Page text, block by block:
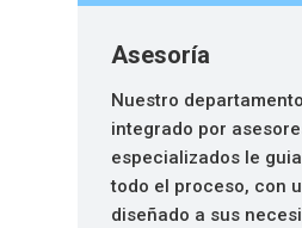
Asesoría
Nuestro
integrado por
especializados le
todo el proceso, con
diseñado a sus